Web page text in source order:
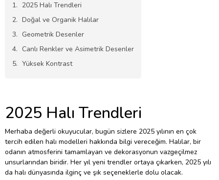
2025 Halı Trendleri
Doğal ve Organik Halılar
Geometrik Desenler
Canlı Renkler ve Asimetrik Desenler
Yüksek Kontrast
2025 Halı Trendleri
Merhaba değerli okuyucular, bugün sizlere 2025 yılının en çok
tercih edilen halı modelleri hakkında bilgi vereceğim. Halılar, bir
odanın atmosferini tamamlayan ve dekorasyonun vazgeçilmez
unsurlarından biridir. Her yıl yeni trendler ortaya çıkarken, 2025 yılı
da halı dünyasında ilginç ve şık seçeneklerle dolu olacak.